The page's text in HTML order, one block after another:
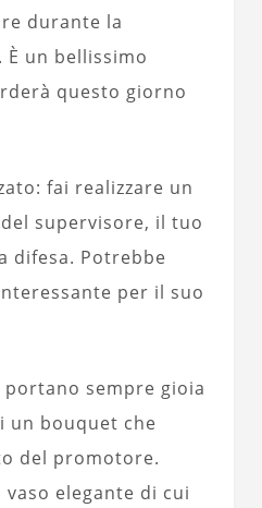
durante la
un bellissimo
questo giorno
fai realizzare un
supervisore, il tuo
difesa. Potrebbe
per il suo
portano sempre gioia
un bouquet che
del promotore.
elegante di cui